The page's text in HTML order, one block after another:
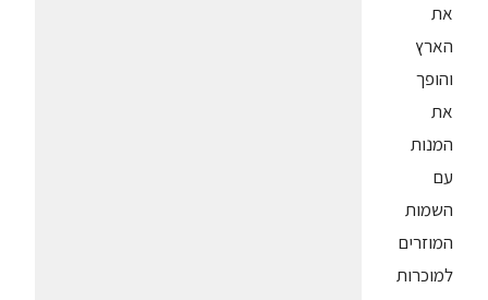
את
הארץ
והופך
את
המנות
עם
השמות
המוזרים
למוכרות